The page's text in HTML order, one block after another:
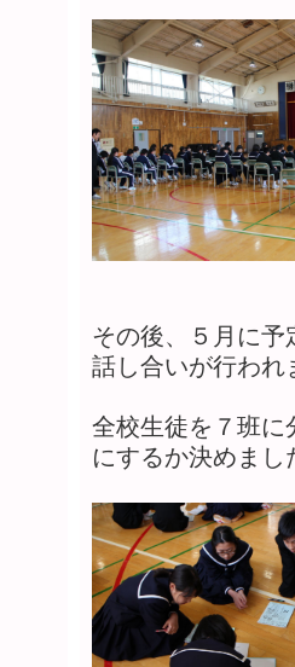
その後、５月に
話し合いが行われ
全校生徒を７班に
にするか決めまし